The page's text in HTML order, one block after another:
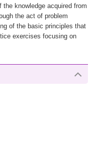
knowledge acquired from
the act of problem
of the basic principles that
exercises focusing on